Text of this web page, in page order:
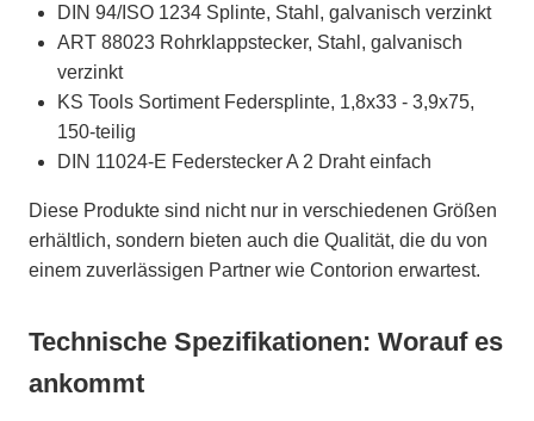
DIN 94/ISO 1234 Splinte, Stahl, galvanisch verzinkt
ART 88023 Rohrklappstecker, Stahl, galvanisch
verzinkt
KS Tools Sortiment Federsplinte, 1,8x33 - 3,9x75,
150-teilig
DIN 11024-E Federstecker A 2 Draht einfach
Diese Produkte sind nicht nur in verschiedenen Größen
erhältlich, sondern bieten auch die Qualität, die du von
einem zuverlässigen Partner wie Contorion erwartest.
Technische Spezifikationen: Worauf es
ankommt